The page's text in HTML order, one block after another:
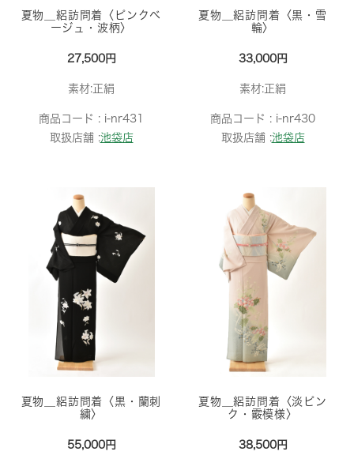
夏物＿絽訪問着〈ピンクベ
ージュ・波柄〉
27,500円
素材:正絹
商品コード : i-nr431
取扱店舗 :池袋店
夏物＿絽訪問着〈黒・雪
輪〉
33,000円
素材:正絹
商品コード : i-nr430
取扱店舗 :池袋店
夏物＿絽訪問着〈黒・蘭刺
繍〉
55,000円
夏物＿絽訪問着〈淡ピン
ク・霰模様〉
38,500円